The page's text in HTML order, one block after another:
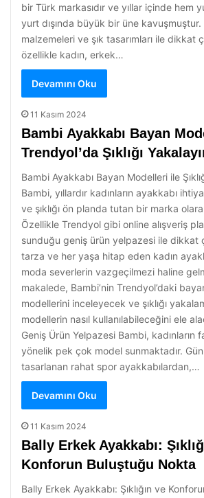
bir Türk markasıdır ve yıllar içinde hem
yurt dışında büyük bir üne kavuşmuştur.
malzemeleri ve şık tasarımları ile dikkat
özellikle kadın, erkek…
Devamını Oku
11 Kasım 2024
Bambi Ayakkabı Bayan
Trendyol’da Şıklığı
Bambi Ayakkabı Bayan Modelleri ile
Bambi, yıllardır kadınların ayakkabı
ve şıklığı ön planda tutan bir marka
Özellikle Trendyol gibi online alışveriş
sunduğu geniş ürün yelpazesi ile dikkat
tarza ve her yaşa hitap eden kadın
moda severlerin vazgeçilmezi haline
makalede, Bambi’nin Trendyol’daki
modellerini inceleyecek ve şıklığı
modellerin nasıl kullanılabileceğini ele
Geniş Ürün Yelpazesi Bambi, kadınların
yönelik pek çok model sunmaktadır.
tasarlanan rahat spor ayakkabılardan,…
Devamını Oku
11 Kasım 2024
Bally Erkek Ayakkabı:
Konforun Buluştuğu Nokta
Bally Erkek Ayakkabı: Şıklığın ve